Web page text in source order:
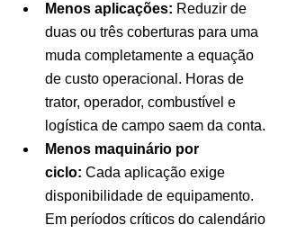
Menos aplicações: Reduzir de
duas ou três coberturas para uma
muda completamente a equação
de custo operacional. Horas de
trator, operador, combustível e
logística de campo saem da conta.
Menos maquinário por
ciclo: Cada aplicação exige
disponibilidade de equipamento.
Em períodos críticos do calendário